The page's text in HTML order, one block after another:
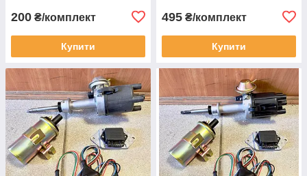
200 ₴/комплект
Купити
495 ₴/комплект
Купити